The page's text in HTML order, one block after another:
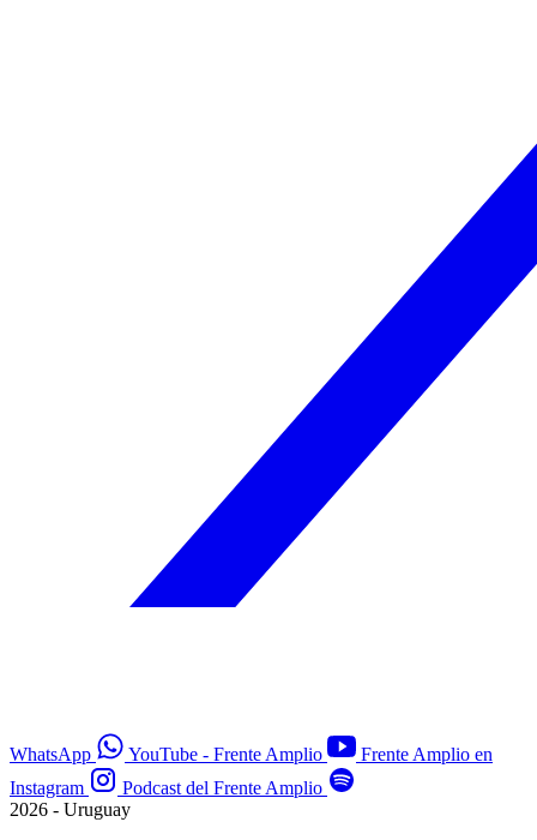
WhatsApp YouTube - Frente Amplio
Frente Amplio en
Instagram
Podcast del Frente Amplio
2026 - Uruguay